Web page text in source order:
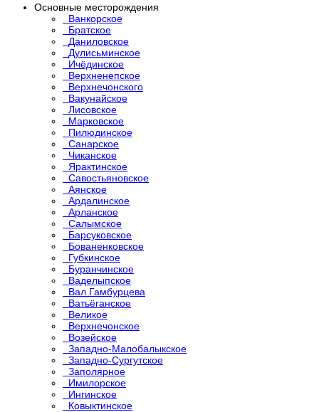
Основные месторождения
Ванкорское
Братское
Даниловское
Дулисьминское
Ичёдинское
Верхненепское
Верхнечонского
Вакунайское
Лисовское
Марковское
Пилюдинское
Санарское
Чиканское
Ярактинское
Савостьяновское
Аянское
Ардалинское
Арланское
Салымское
Барсуковское
Бованенковское
Губкинское
Буранчинское
Ваделыпское
Вал Гамбурцева
Ватьёганское
Великое
Верхнечонское
Возейское
Западно-Малобалыкское
Западно-Сургутское
Заполярное
Имилорское
Ингинское
Ковыктинское